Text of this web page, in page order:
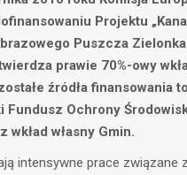
Projektu
Puszcza
prawie 70%-owy
źródła finansowania
Fundusz Ochrony
wkład własny Gmin.
intensywne prace związane